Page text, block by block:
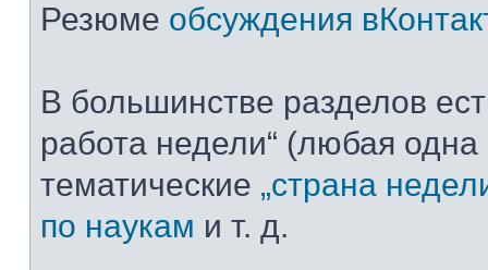
Резюме обсуждения
В большинстве разделов
работа недели“ (любая одна
тематические „страна
по наукам и т. д.